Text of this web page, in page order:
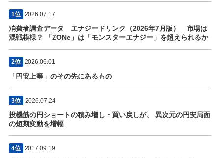
1位 2026.07.17
消費者調査データ エナジードリンク（2026年7月版） 市場は
混戦模様？ 「ZONe」は「モンスターエナジー」を超えられるか
2位 2026.06.01
「円安上等」のその先にあるもの
3位 2026.07.24
投機筋の円ショートの積み増し・買い戻しが、 異次元の円安局面
の短期変動を増幅
4位 2017.09.19